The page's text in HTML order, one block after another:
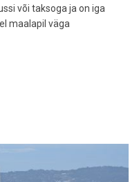
või taksoga ja on iga
maalapil väga